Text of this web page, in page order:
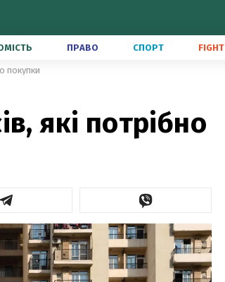
ПРАВО СПОРТ FIGHT
покупки
які потрібно